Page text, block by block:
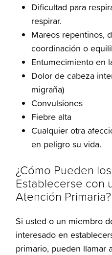
Dificultad para
respirar.
Mareos repentinos,
coordinación o
Entumecimiento en
Dolor de cabeza
migraña)
Convulsiones
Fiebre alta
Cualquier otra
en peligro su vida.
¿Cómo Pueden
Establecerse con
Atención Primaria?
Si usted o un miembro
interesado en
primario, pueden llamar